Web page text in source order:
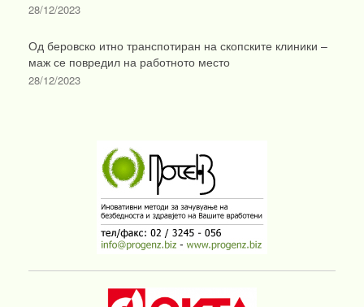
28/12/2023
Од беровско итно транспотиран на скопските клиники –
маж се повредил на работното место
28/12/2023